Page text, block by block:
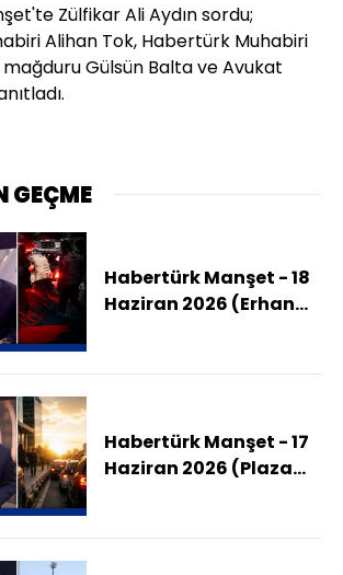
Zülfikar Ali Aydın sordu;
Alihan Tok, Habertürk Muhabiri
mağduru Gülsün Balta ve Avukat
GEÇME
Habertürk Manşet - 18
Haziran 2026 (Erhan
Habertürk Manşet - 17
Haziran 2026 (Plaza
Mecburiyet mi?)